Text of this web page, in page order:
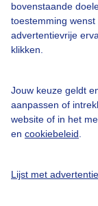
bovenstaande
toestemming
advertentievrije
klikken.
Jouw keuze geldt
aanpassen of
website of in het
en cookiebeleid
Lijst met
Veelgestelde
Adverteren
Privacy beleid